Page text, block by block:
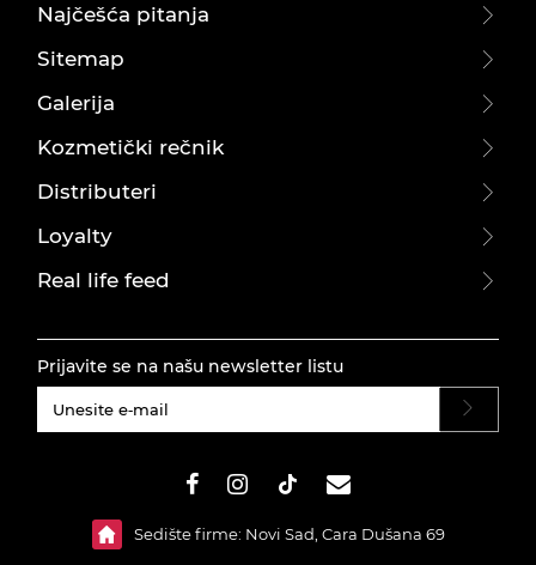
Najčešća pitanja
Sitemap
Galerija
Kozmetički rečnik
Distributeri
Loyalty
Real life feed
Prijavite se na našu newsletter listu
Sedište firme: Novi Sad, Cara Dušana 69